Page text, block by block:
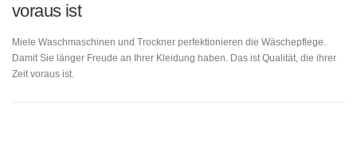
voraus ist
Miele Waschmaschinen und Trockner perfektionieren die Wäschepflege.
Damit Sie länger Freude an Ihrer Kleidung haben. Das ist Qualität, die ihrer
Zeit voraus ist.